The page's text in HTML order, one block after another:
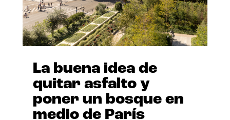
La buena idea de
quitar asfalto y
poner un bosque en
medio de París